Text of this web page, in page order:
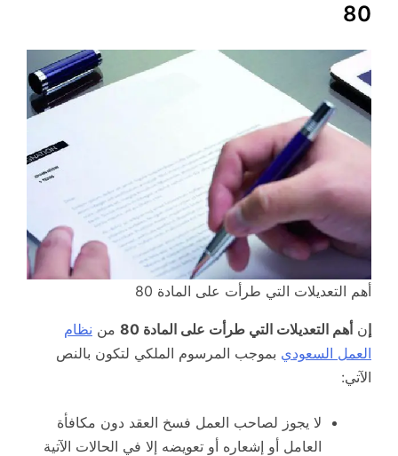
80
أهم التعديلات التي طرأت على المادة 80
إنأهم التعديلات التي طرأت على المادة 80 من نظام
العمل السعودي بموجب المرسوم الملكي لتكون بالنص
الآتي:
لا يجوز لصاحب العمل فسخ العقد دون مكافأة
العامل أو إشعاره أو تعويضه إلا في الحالات الآتية